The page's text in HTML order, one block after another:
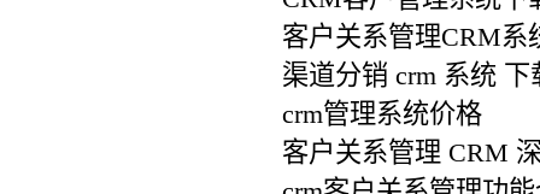
客户关系管理CRM系
渠道分销 crm 系统 下
crm管理系统价格
客户关系管理 CRM